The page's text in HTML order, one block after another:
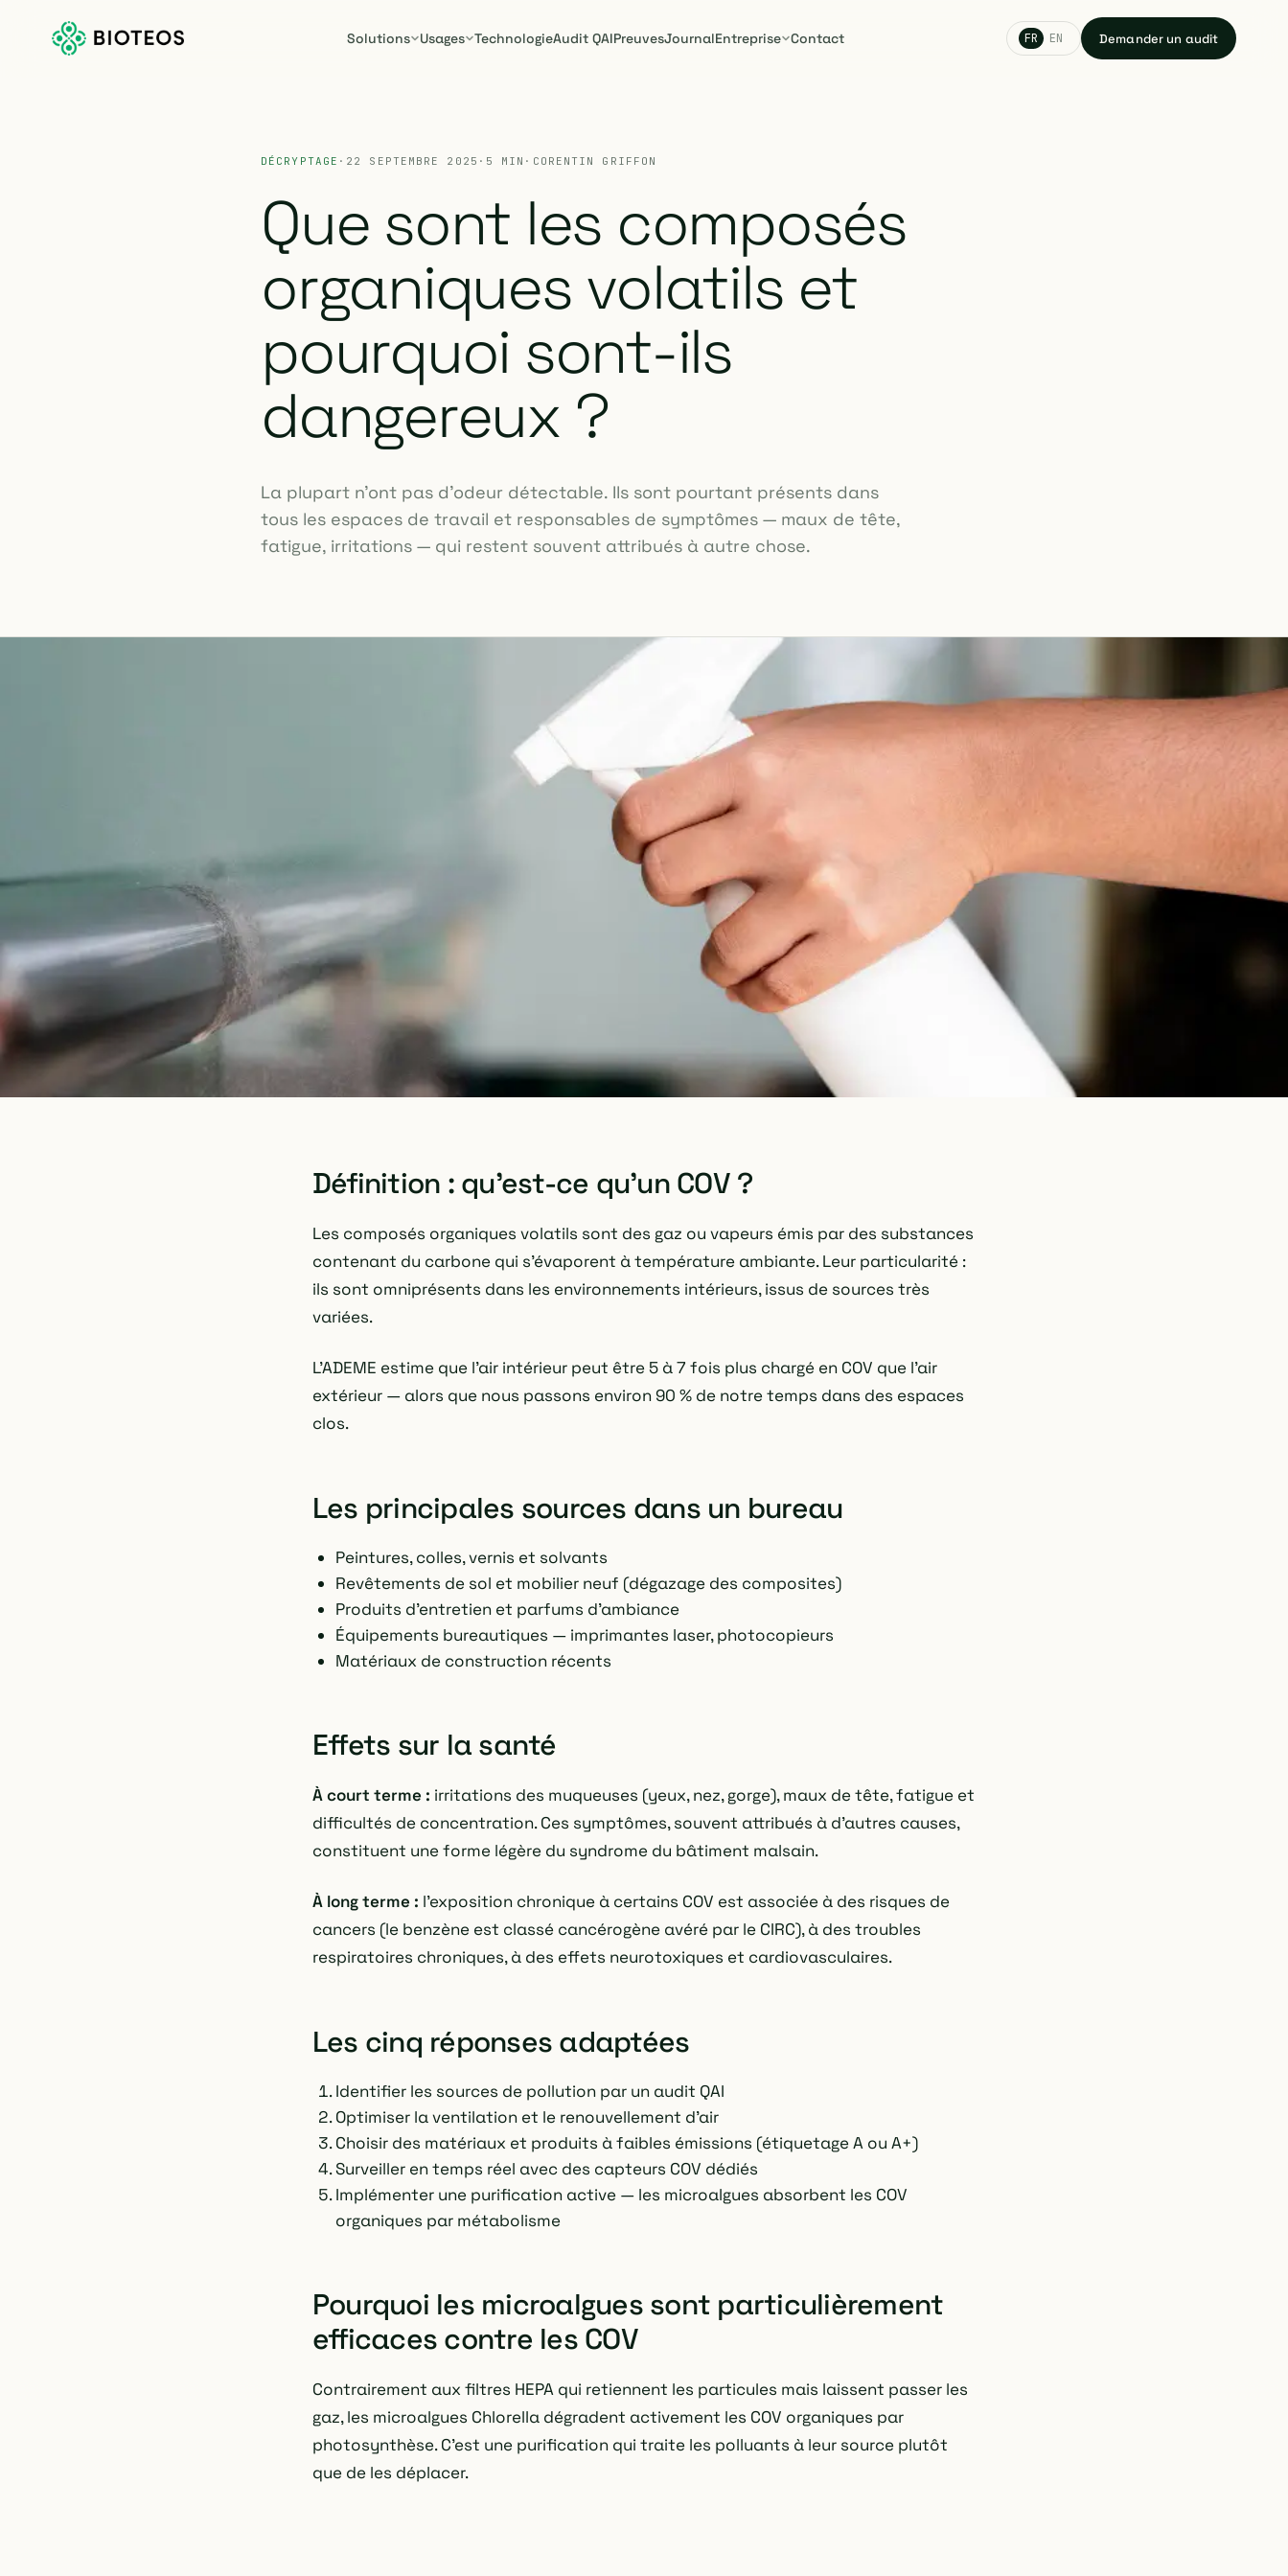
Solutions Usages TechnologieAudit QAIPreuvesJournalEntreprise Contact FR EN Demander un audit
DÉCRYPTAGE · 22 SEPTEMBRE 2025 · 5 MIN · CORENTIN GRIFFON
Que sont les composés
organiques volatils et
pourquoi sont-ils
dangereux ?
La plupart n'ont pas d'odeur détectable. Ils sont pourtant présents dans
tous les espaces de travail et responsables de symptômes — maux de tête,
fatigue, irritations — qui restent souvent attribués à autre chose.
Définition : qu'est-ce qu'un COV ?
Les composés organiques volatils sont des gaz ou vapeurs émis par des substances
contenant du carbone qui s'évaporent à température ambiante. Leur particularité :
ils sont omniprésents dans les environnements intérieurs, issus de sources très
variées.
L'ADEME estime que l'air intérieur peut être 5 à 7 fois plus chargé en COV que l'air
extérieur — alors que nous passons environ 90 % de notre temps dans des espaces
clos.
Les principales sources dans un bureau
Peintures, colles, vernis et solvants
Revêtements de sol et mobilier neuf (dégazage des composites)
Produits d'entretien et parfums d'ambiance
Équipements bureautiques — imprimantes laser, photocopieurs
Matériaux de construction récents
Effets sur la santé
À court terme : irritations des muqueuses (yeux, nez, gorge), maux de tête, fatigue et
difficultés de concentration. Ces symptômes, souvent attribués à d'autres causes,
constituent une forme légère du syndrome du bâtiment malsain.
À long terme : l'exposition chronique à certains COV est associée à des risques de
cancers (le benzène est classé cancérogène avéré par le CIRC), à des troubles
respiratoires chroniques, à des effets neurotoxiques et cardiovasculaires.
Les cinq réponses adaptées
Identifier les sources de pollution par un audit QAI
Optimiser la ventilation et le renouvellement d'air
Choisir des matériaux et produits à faibles émissions (étiquetage A ou A+)
Surveiller en temps réel avec des capteurs COV dédiés
Implémenter une purification active — les microalgues absorbent les COV
organiques par métabolisme
Pourquoi les microalgues sont particulièrement
efficaces contre les COV
Contrairement aux filtres HEPA qui retiennent les particules mais laissent passer les
gaz, les microalgues Chlorella dégradent activement les COV organiques par
photosynthèse. C'est une purification qui traite les polluants à leur source plutôt
que de les déplacer.